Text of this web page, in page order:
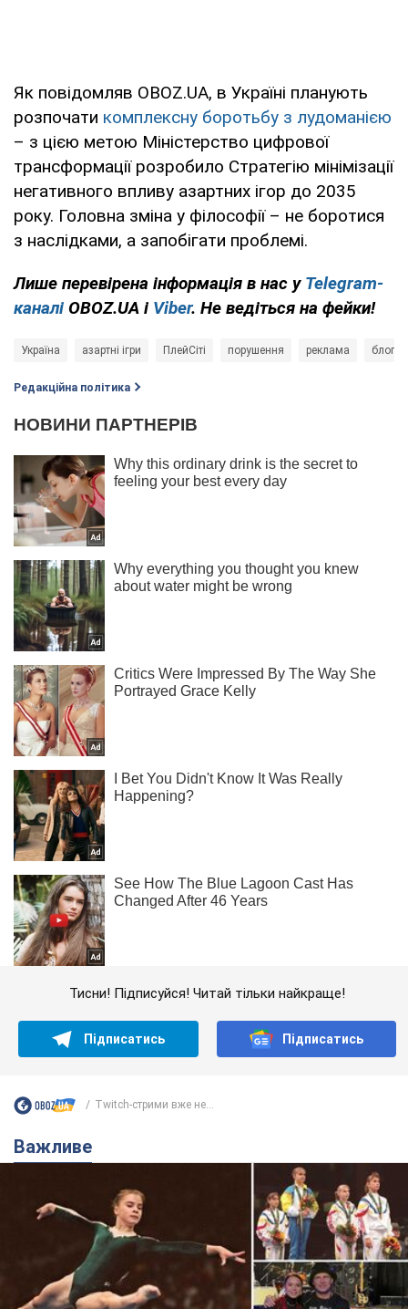
Як повідомляв OBOZ.UA, в Україні планують
розпочати комплексну боротьбу з лудоманією
– з цією метою Міністерство цифрової
трансформації розробило Стратегію мінімізації
негативного впливу азартних ігор до 2035
року. Головна зміна у філософії – не боротися
з наслідками, а запобігати проблемі.
Лише перевірена інформація в нас у Telegram-
каналі OBOZ.UA і Viber. Не ведіться на фейки!
Україна азартні ігри ПлейСіті порушення реклама блогер
Редакційна політика
Тисни! Підписуйся! Читай тільки найкраще!
Підписатись Підписатись
Twitch-стрими вже не...
Важливе